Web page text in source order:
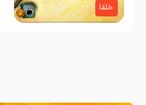
خلفا